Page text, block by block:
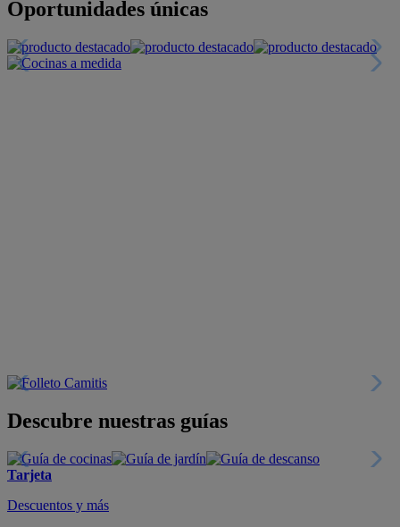
Oportunidades únicas
Descubre nuestras guías
Tarjeta
Descuentos y más